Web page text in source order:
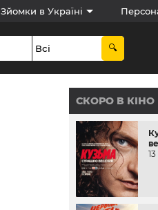
Зйомки в Україні
СКОРО В КІНО